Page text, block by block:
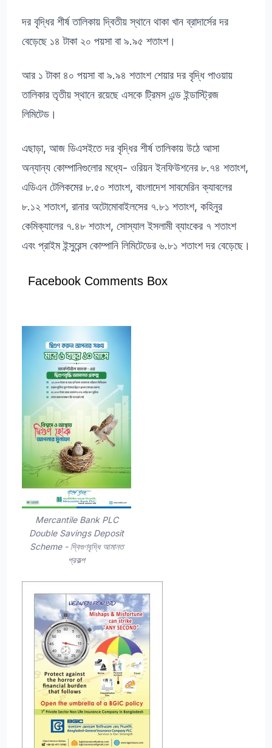
দর বৃদ্ধির শীর্ষ তালিকায় দ্বিতীয় স্থানে থাকা খান ব্রাদার্সের দর
বেড়েছে ১৪ টাকা ২০ পয়সা বা ৯.৯৫ শতাংশ।
আর ১ টাকা ৪০ পয়সা বা ৯.৯৪ শতাংশ শেয়ার দর বৃদ্ধি পাওয়ায়
তালিকার তৃতীয় স্থানে রয়েছে এসকে ট্রিমস এন্ড ইন্ডাস্ট্রিজ
লিমিটেড।
এছাড়া, আজ ডিএসইতে দর বৃদ্ধির শীর্ষ তালিকায় উঠে আসা
অন্যান্য কোম্পানিগুলোর মধ্যে- ওরিয়ন ইনফিউশনের ৮.৭৪ শতাংশ,
এডিএন টেলিকমের ৮.৫০ শতাংশ, বাংলাদেশ সাবমেরিন ক্যাবলের
৮.১২ শতাংশ, রানার অটোমোবাইলসের ৭.৮১ শতাংশ, কহিনুর
কেমিক্যালের ৭.৪৮ শতাংশ, সোস্যাল ইসলামী ব্যাংকের ৭ শতাংশ
এবং প্রাইম ইন্সুরেন্স কোম্পানি লিমিটেডের ৬.৮১ শতাংশ দর বেড়েছে।
Facebook Comments Box
Mercantile Bank PLC
Double Savings Deposit
Scheme - দ্বিগুণবৃদ্ধি আমানত
প্রকল্প